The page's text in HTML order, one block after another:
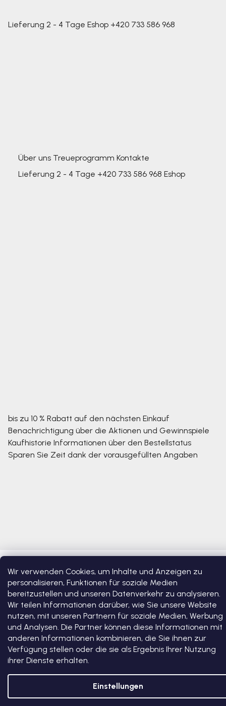
Wir verwenden Cookies, um Inhalte und Anzeigen zu
personalisieren, Funktionen für soziale Medien
bereitzustellen und unseren Datenverkehr zu analysieren.
Wir teilen Informationen darüber, wie Sie unsere Website
nutzen, mit unseren Partnern für soziale Medien, Werbung
und Analysen. Die Partner können diese Informationen mit
anderen Informationen kombinieren, die Sie ihnen zur
Verfügung stellen oder die sie als Ergebnis Ihrer Nutzung
ihrer Dienste erhalten.
Einstellungen
Lieferung 2 - 4 Tage Eshop +420 733 586 968
Über uns Treueprogramm Kontakte
Lieferung 2 - 4 Tage +420 733 586 968 Eshop
bis zu 10 % Rabatt auf den nächsten Einkauf
Benachrichtigung über die Aktionen und Gewinnspiele
Kaufhistorie Informationen über den Bestellstatus
Sparen Sie Zeit dank der vorausgefüllten Angaben
Erstellt von Shoptet Premium
Einstellungen ändern